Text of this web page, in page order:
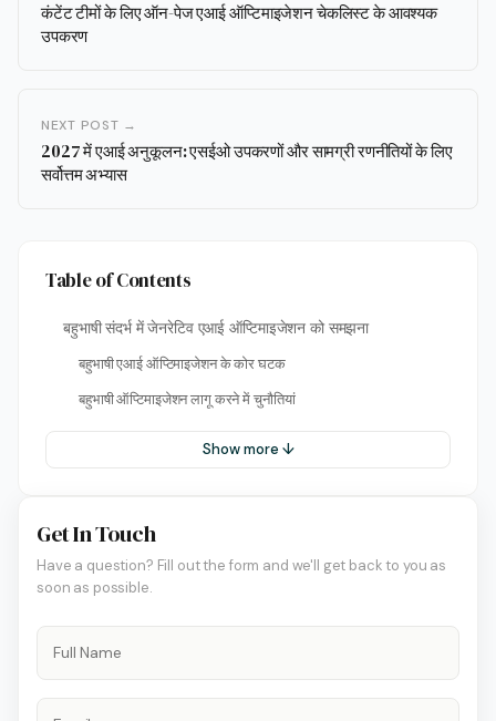
कंटेंट टीमों के लिए ऑन-पेज एआई ऑप्टिमाइजेशन चेकलिस्ट के आवश्यक
उपकरण
NEXT POST →
2027 में एआई अनुकूलन: एसईओ उपकरणों और सामग्री रणनीतियों के लिए
सर्वोत्तम अभ्यास
Table of Contents
बहुभाषी संदर्भ में जेनरेटिव एआई ऑप्टिमाइजेशन को समझना
बहुभाषी एआई ऑप्टिमाइजेशन के कोर घटक
बहुभाषी ऑप्टिमाइजेशन लागू करने में चुनौतियां
Show more ↓
Get In Touch
Have a question? Fill out the form and we'll get back to you as
soon as possible.